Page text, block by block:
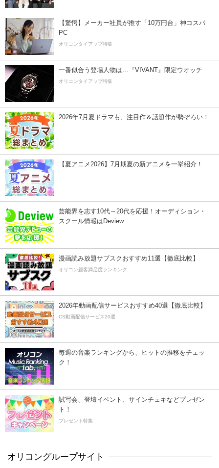
【驚愕】メーカー社員が推す「10万円台」神コスパ
PC
オリコンタイアップ特集
一番似合う登場人物は…『VIVANT』限定ウオッチ
オリコンタイアップ特集
2026年7月夏ドラマも、注目作＆話題作が勢ぞろい！
【夏アニメ2026】7月期夏の新アニメを一挙紹介！
芸能界を志す10代～20代を応援！オーディション・
スクール情報はDeview
漫画読み放題サブスクおすすめ11選【徹底比較】
オリコン顧客満足度ランキング
2026年動画配信サービスおすすめ40選【徹底比較】
CS動画配信サービス20選
毎週の音楽ランキングから、ヒットの推移をチェッ
ク！
試写会、登壇イベント、サインチェキなどプレゼン
ト！
プレゼント特集
オリコングループサイト